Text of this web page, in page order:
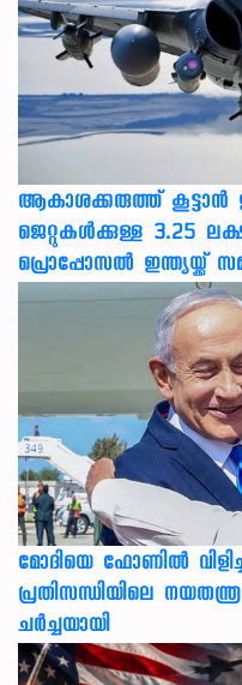
ആകാശക്കരുത്ത് കൂട്ടാൻ
ജെറ്റുകൾക്കുള്ള 3.25
പ്രൊപ്പോസൽ ഇന്ത്യയ്ക്ക്
മോദിയെ ഫോണിൽ
പ്രതിസന്ധിയിലെ
ചർച്ചയായി